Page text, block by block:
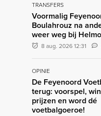
TRANSFERS
Voormalig
Boulahrouz na
weer weg bij
8 aug. 2026 12:31
OPINIE
De Feyenoord
terug: voorspel,
prijzen en word dé
voetbalgoeroe!